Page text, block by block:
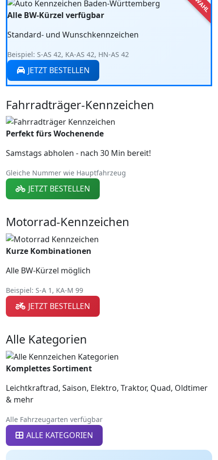
Alle BW-Kürzel verfügbar
Standard- und Wunschkennzeichen
Beispiel: S-AS 42, KA-AS 42, HN-AS 42
JETZT BESTELLEN
Fahrradträger-Kennzeichen
Perfekt fürs Wochenende
Samstags abholen - nach 30 Min bereit!
Gleiche Nummer wie Hauptfahrzeug
JETZT BESTELLEN
Motorrad-Kennzeichen
Kurze Kombinationen
Alle BW-Kürzel möglich
Beispiel: S-A 1, KA-M 99
JETZT BESTELLEN
Alle Kategorien
Komplettes Sortiment
Leichtkraftrad, Saison, Elektro, Traktor, Quad, Oldtimer
& mehr
Alle Fahrzeugarten verfügbar
ALLE KATEGORIEN